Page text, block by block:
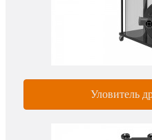
Уловитель